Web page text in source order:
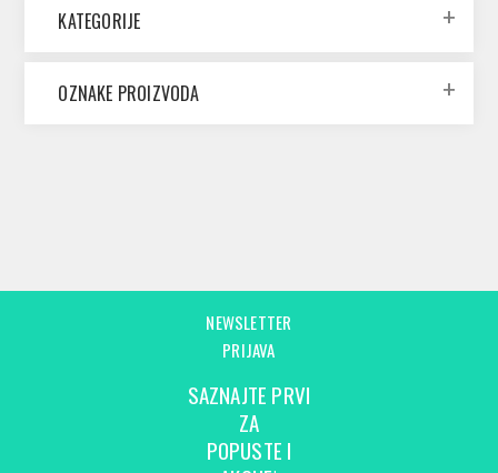
KATEGORIJE
OZNAKE PROIZVODA
NEWSLETTER
PRIJAVA
SAZNAJTE PRVI
ZA
POPUSTE I